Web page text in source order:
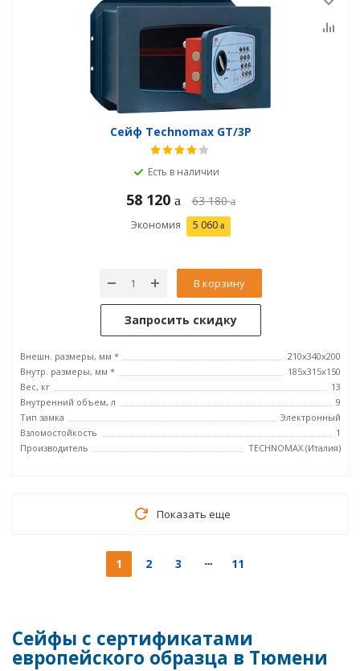
Сейф Technomax GT/3P
Есть в наличии
58 120 63 180
Экономия 5 060
В корзину
Запросить скидку
Внешн. размеры, мм *
210x340x200
Внутр. размеры, мм *
185х315х150
Вес, кг
13
Внутренний объем, л
9
Тип замка
Электронный
Взломостойкость
1
Производитель
TECHNOMAX (Италия)
Показать еще
1 2 3 11
Сейфы с сертификатами
европейского образца в Тюмени